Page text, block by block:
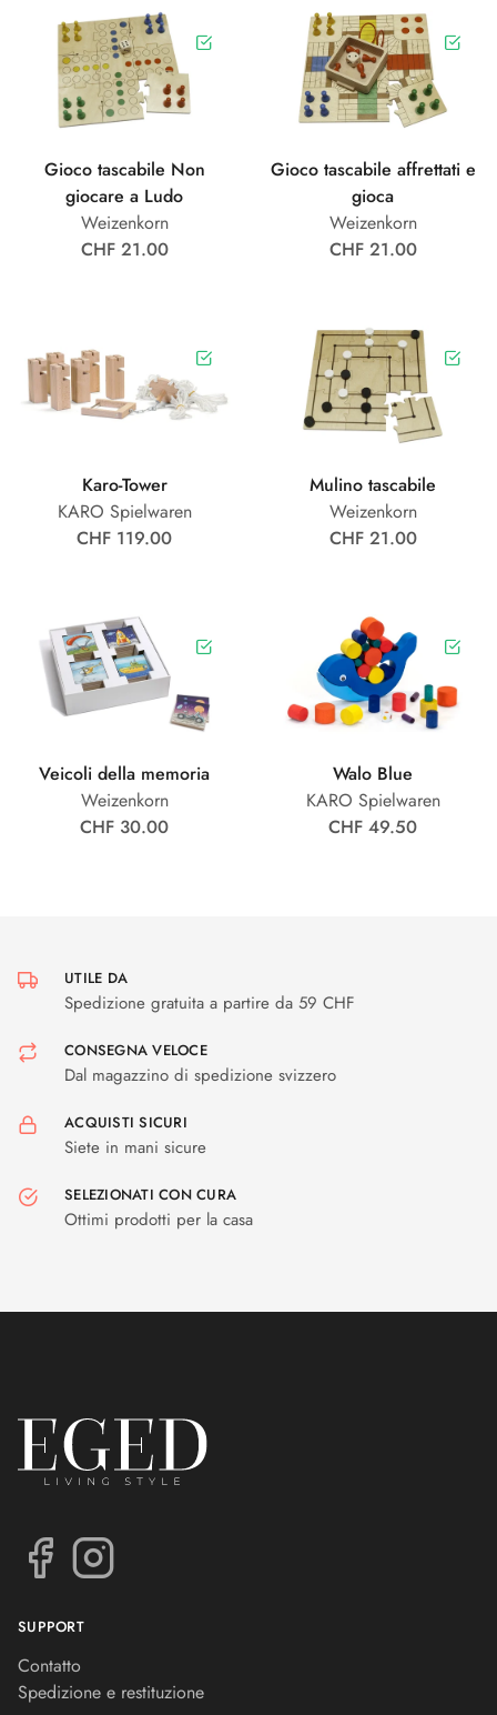
Gioco tascabile Non
giocare a Ludo
Weizenkorn
CHF 21.00
Gioco tascabile affrettati e
gioca
Weizenkorn
CHF 21.00
Karo-Tower
KARO Spielwaren
CHF 119.00
Mulino tascabile
Weizenkorn
CHF 21.00
Veicoli della memoria
Weizenkorn
CHF 30.00
Walo Blue
KARO Spielwaren
CHF 49.50
UTILE DA
Spedizione gratuita a partire da 59 CHF
CONSEGNA VELOCE
Dal magazzino di spedizione svizzero
ACQUISTI SICURI
Siete in mani sicure
SELEZIONATI CON CURA
Ottimi prodotti per la casa
SUPPORT
Contatto
Spedizione e restituzione